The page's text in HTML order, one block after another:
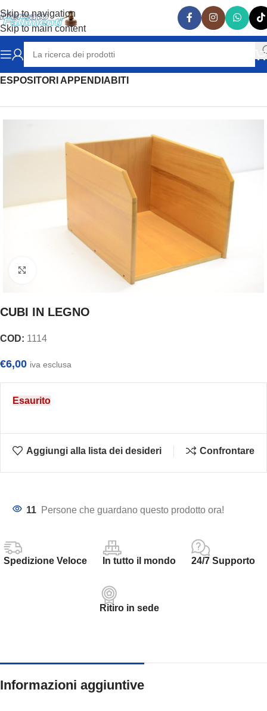
Skip to navigation
Skip to main content
Home ARREDAMENTO NEGOZI
ESPOSITORI APPENDIABITI
Clicca per ingrandire
CUBI IN LEGNO
COD: 1114
€6,00 iva esclusa
Esaurito
Aggiungi alla lista dei desideri Confrontare
11 Persone che guardano questo prodotto ora!
Spedizione Veloce In tutto il mondo 24/7 Supporto
Ritiro in sede
Informazioni aggiuntive